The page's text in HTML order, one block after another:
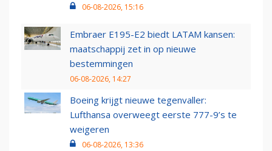
06-08-2026, 15:16
Embraer E195-E2 biedt LATAM kansen:
maatschappij zet in op nieuwe
bestemmingen
06-08-2026, 14:27
Boeing krijgt nieuwe tegenvaller:
Lufthansa overweegt eerste 777-9’s te
weigeren
06-08-2026, 13:36